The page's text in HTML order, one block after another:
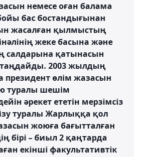
немесе оған балама
бас бостандығынан
жасалған қылмыстың
жеке басына және
салдарына қатынасын
2003 жылдың
президент өлім жазасын
туралы шешім
әрекет ететін мерзімсіз
туралы Жарлыққа қол
жоюға бағытталған
бірі – биыл 2 қаңтарда
екінші факультативтік